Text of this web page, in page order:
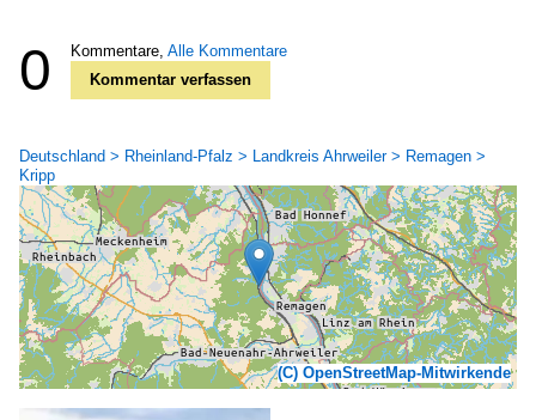
0 Kommentare, Alle Kommentare
Kommentar verfassen
Deutschland > Rheinland-Pfalz > Landkreis Ahrweiler > Remagen >
Kripp
(C) OpenStreetMap-Mitwirkende